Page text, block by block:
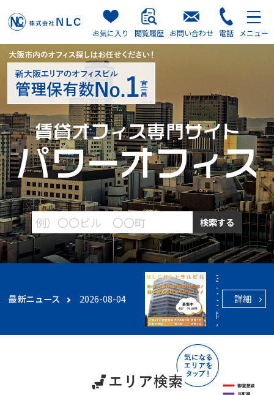
お気に入り 閲覧履歴 お問い合わせ 電話 メニュー
検索する
最新ニュース 2026-08-04
3WAY
アクセ
ス可能
同ビル
に無料
貸会議
室あり
【NLC
セント
ラ...
詳細